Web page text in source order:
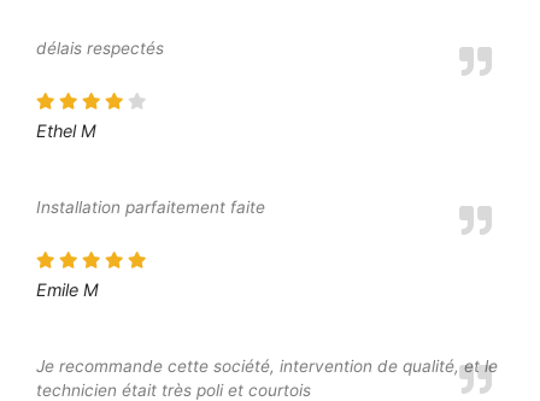
délais respectés
Ethel M
Installation parfaitement faite
Emile M
Je recommande cette société, intervention de qualité, et le
technicien était très poli et courtois